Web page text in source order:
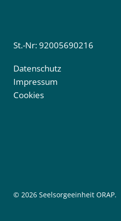
St.-Nr: 92005690216
Datenschutz
Impressum
Cookies
© 2026 Seelsorgeeinheit ORAP.